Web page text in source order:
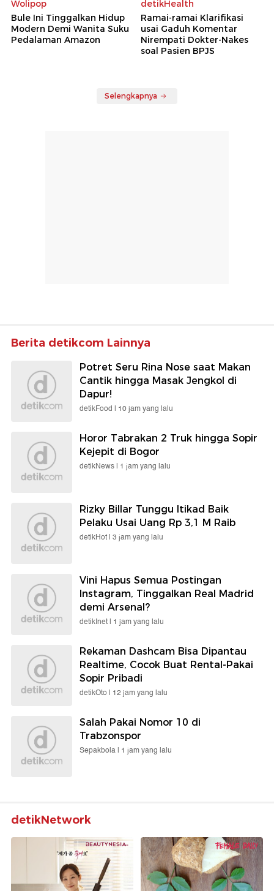
Wolipop
Bule Ini Tinggalkan Hidup
Modern Demi Wanita Suku
Pedalaman Amazon
detikHealth
Ramai-ramai Klarifikasi
usai Gaduh Komentar
Nirempati Dokter-Nakes
soal Pasien BPJS
Selengkapnya
Berita detikcom Lainnya
Potret Seru Rina Nose saat Makan
Cantik hingga Masak Jengkol di
Dapur!
detikFood | 10 jam yang lalu
Horor Tabrakan 2 Truk hingga Sopir
Kejepit di Bogor
detikNews | 1 jam yang lalu
Rizky Billar Tunggu Itikad Baik
Pelaku Usai Uang Rp 3,1 M Raib
detikHot | 3 jam yang lalu
Vini Hapus Semua Postingan
Instagram, Tinggalkan Real Madrid
demi Arsenal?
detikInet | 1 jam yang lalu
Rekaman Dashcam Bisa Dipantau
Realtime, Cocok Buat Rental-Pakai
Sopir Pribadi
detikOto | 12 jam yang lalu
Salah Pakai Nomor 10 di
Trabzonspor
Sepakbola | 1 jam yang lalu
detikNetwork